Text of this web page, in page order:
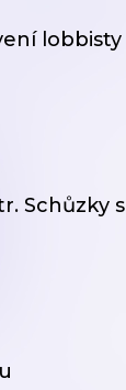
lobbisty
Schůzky s